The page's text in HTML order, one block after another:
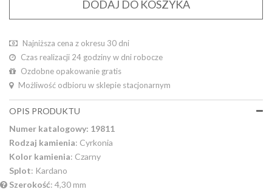
DODAJ DO KOSZYKA
Najniższa cena z okresu 30 dni
Czas realizacji 24 godziny w dni robocze
Ozdobne opakowanie gratis
Możliwość odbioru w sklepie stacjonarnym
OPIS PRODUKTU
Numer katalogowy: 19811
Rodzaj kamienia: Cyrkonia
Kolor kamienia: Czarny
Splot: Kardano
Szerokość: 4,30 mm